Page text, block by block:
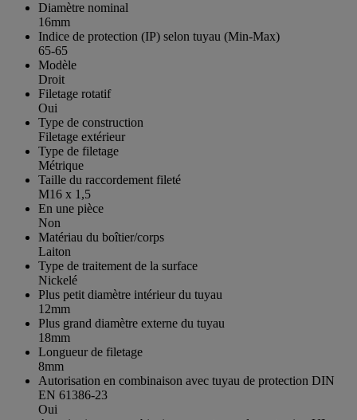
Diamètre nominal
16mm
Indice de protection (IP) selon tuyau (Min-Max)
65-65
Modèle
Droit
Filetage rotatif
Oui
Type de construction
Filetage extérieur
Type de filetage
Métrique
Taille du raccordement fileté
M16 x 1,5
En une pièce
Non
Matériau du boîtier/corps
Laiton
Type de traitement de la surface
Nickelé
Plus petit diamètre intérieur du tuyau
12mm
Plus grand diamètre externe du tuyau
18mm
Longueur de filetage
8mm
Autorisation en combinaison avec tuyau de protection DIN
EN 61386-23
Oui